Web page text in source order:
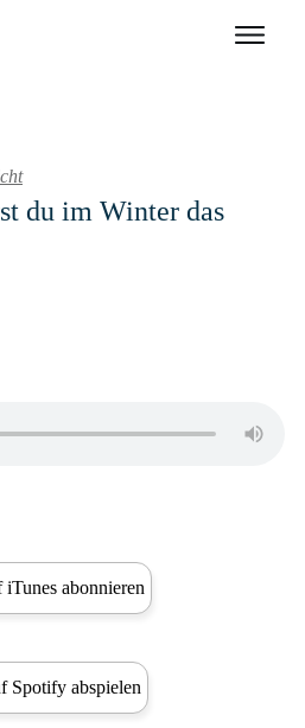
du im Winter das
iTunes abonnieren
Spotify abspielen